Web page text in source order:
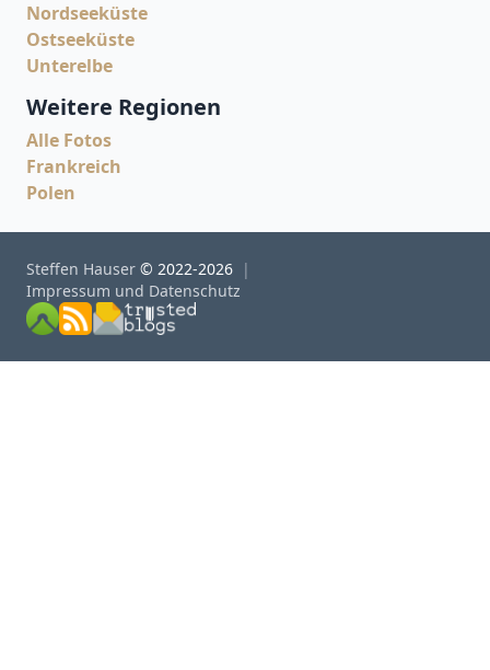
Nordseeküste
Ostseeküste
Unterelbe
Weitere Regionen
Alle Fotos
Frankreich
Polen
Steffen Hauser © 2022-2026
Impressum und Datenschutz